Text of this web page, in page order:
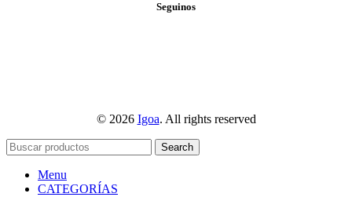
Seguinos
© 2026 Igoa. All rights reserved
Search
Menu
CATEGORÍAS